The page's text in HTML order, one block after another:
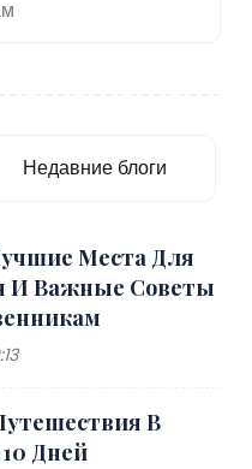
Недавние блоги
Места Для
И Важные Советы
В
Дней